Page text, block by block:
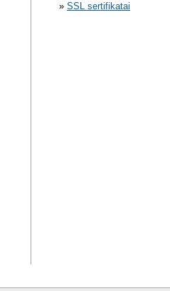
SSL sertifikatai